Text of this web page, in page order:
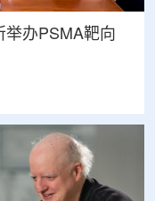
办PSMA靶向